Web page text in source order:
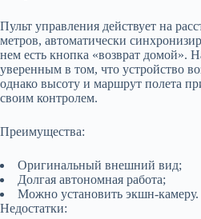
Пульт управления действует на
метров, автоматически
нем есть кнопка «возврат домой».
уверенным в том, что устройство
однако высоту и маршрут полета
своим контролем.
Преимущества:
Оригинальный внешний вид;
Долгая автономная работа;
Можно установить экшн-камеру.
Недостатки: